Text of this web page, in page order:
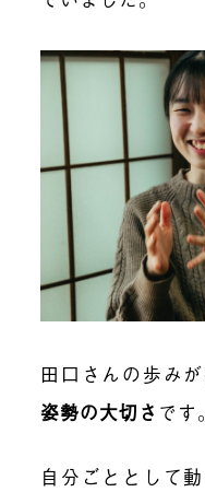
田口さんの歩み
姿勢の大切さ です。
自分ごととして